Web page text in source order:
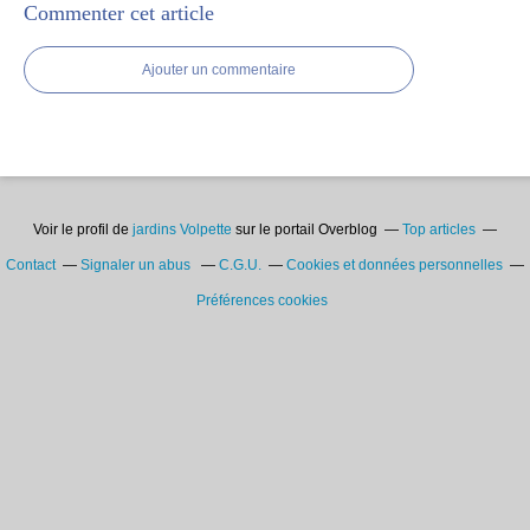
Commenter cet article
Ajouter un commentaire
Voir le profil de jardins Volpette sur le portail Overblog Top articles
Contact Signaler un abus C.G.U. Cookies et données personnelles
Préférences cookies